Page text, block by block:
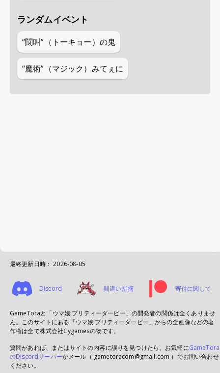
ランダムイベント
“闘叫”（トーキョー）の鬼
“魔術”（マジック）みてぇに
最終更新日時： 2026-08-05
Discord 間違い指摘 寄付に関して
GameToraと「ウマ娘 プリティーダービー」の開発者の関係は全くありませ
ん。このサイトにある「ウマ娘 プリティーダービー」からの全画像などの著
作権は全て株式会社Cygamesの物です。
質問があれば、またはサイトの内容に誤りを見つけたら、お気軽にGameTora
のDiscordサーバーかメール（ gametoracom@gmail.com ）でお問い合わせ
ください。